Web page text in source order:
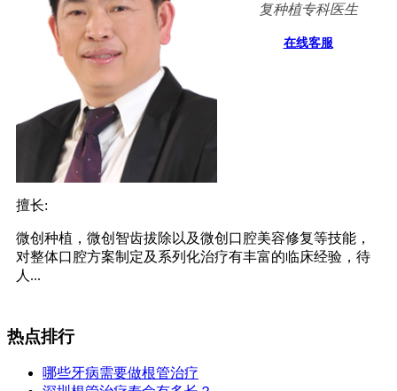
复种植专科医生
在线客服
擅长:
微创种植，微创智齿拔除以及微创口腔美容修复等技能，
对整体口腔方案制定及系列化治疗有丰富的临床经验，待
人...
热点排行
哪些牙病需要做根管治疗